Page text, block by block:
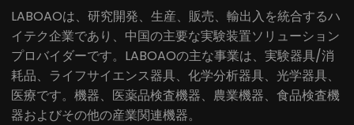
LABOAOは、研究開発、生産、販売、輸出入を統合するハ
イテク企業であり、中国の主要な実験装置ソリューション
プロバイダーです。LABOAOの主な事業は、実験器具/消
耗品、ライフサイエンス器具、化学分析器具、光学器具、
医療です。機器、医薬品検査機器、農業機器、食品検査機
器およびその他の産業関連機器。